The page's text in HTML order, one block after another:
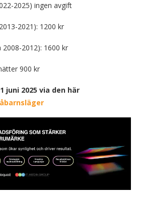
2025) ingen avgift
2021): 1200 kr
2012): 1600 kr
900 kr
juni 2025 via den här